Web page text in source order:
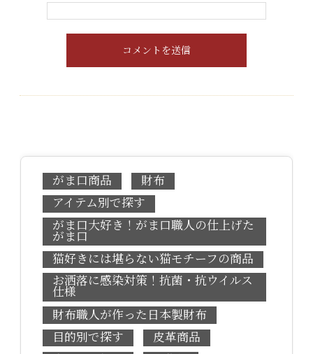
がま口商品
財布
アイテム別で探す
がま口大好き！がま口職人の仕上げた
がま口
猫好きには堪らない猫モチーフの商品
お洒落に感染対策！抗菌・抗ウイルス
仕様
財布職人が作った日本製財布
目的別で探す
皮革商品